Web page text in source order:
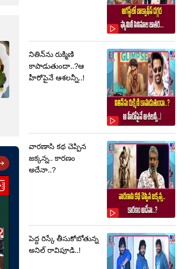
నితిన్‌ను రుక్మిణి
కాపాడుతుందా..?ఆ
హీరోపైనే ఆశలన్నీ..!
వారణాసి కథ చెప్పిన
జక్కన్న.. కారణం
అదేనా..?
పెద్ద రిస్కే తీసుకోబోతున్న
అనిల్ రావిపూడి..!